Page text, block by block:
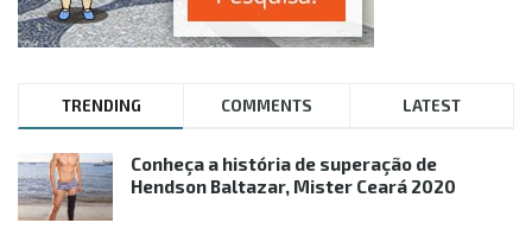
TRENDING COMMENTS LATEST
Conheça a história de superação de
Hendson Baltazar, Mister Ceará 2020